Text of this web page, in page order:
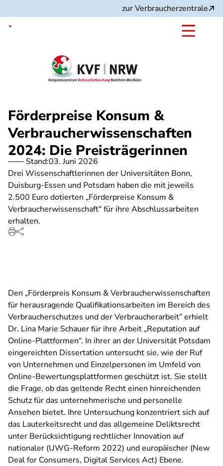
zum
Inhalt
zur Verbraucherzentrale
Förderpreise Konsum &
Verbraucherwissenschaften
2024: Die Preisträgerinnen
Stand:03. Juni 2026
Drei Wissenschaftlerinnen der Universitäten Bonn,
Duisburg-Essen und Potsdam haben die mit jeweils
2.500 Euro dotierten „Förderpreise Konsum &
Verbraucherwissenschaft“ für ihre Abschlussarbeiten
erhalten.
Den „Förderpreis Konsum & Verbraucherwissenschaften
für herausragende Qualifikationsarbeiten im Bereich des
Verbraucherschutzes und der Verbraucherarbeit” erhielt
Dr. Lina Marie Schauer für ihre Arbeit „Reputation auf
Online-Plattformen“. In ihrer an der Universität Potsdam
eingereichten Dissertation untersucht sie, wie der Ruf
von Unternehmen und Einzelpersonen im Umfeld von
Online-Bewertungsplattformen geschützt ist. Sie stellt
die Frage, ob das geltende Recht einen hinreichenden
Schutz für das unternehmerische und personelle
Ansehen bietet. Ihre Untersuchung konzentriert sich auf
das Lauterkeitsrecht und das allgemeine Deliktsrecht
unter Berücksichtigung rechtlicher Innovation auf
nationaler (UWG-Reform 2022) und europäischer (New
Deal for Consumers, Digital Services Act) Ebene.